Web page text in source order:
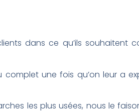
dans ce qu’ils souhaitent
une fois qu’on leur a
les plus usées, nous le